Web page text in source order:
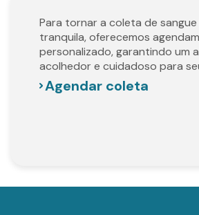
Para tornar a coleta de sangue
tranquila, oferecemos
personalizado, garantindo um
acolhedor e cuidadoso para
Agendar coleta